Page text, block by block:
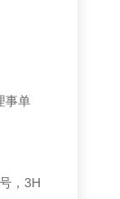
事单
，3H